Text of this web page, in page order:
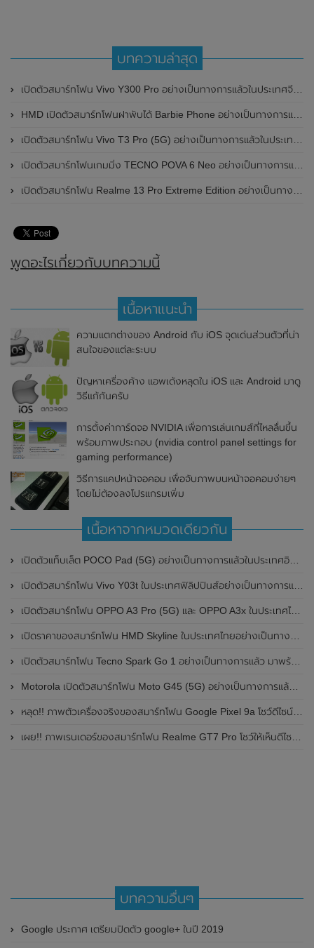
บทความล่าสุด
เปิดตัวสมาร์ทโฟน Vivo Y300 Pro อย่างเป็นทางการแล้วในประเทศจีน มาพร้อมดีไซน์พรีเมี่ยม ทนทาน และแบตเตอรี่สุดอึดขนาดใหญ่ 6,500mAh พร้อมรองรับการชาร์จไว 80W
HMD เปิดตัวสมาร์ทโฟนฝาพับได้ Barbie Phone อย่างเป็นทางการแล้ว มาพร้อมธีมสีชมพูสดใส
เปิดตัวสมาร์ทโฟน Vivo T3 Pro (5G) อย่างเป็นทางการแล้วในประเทศอินเดีย
เปิดตัวสมาร์ทโฟนเกมมิ่ง TECNO POVA 6 Neo อย่างเป็นทางการแล้วในประเทศไทย ในราคา 8,499 บาท
เปิดตัวสมาร์ทโฟน Realme 13 Pro Extreme Edition อย่างเป็นทางการแล้วในประเทศจีน
พูดอะไรเกี่ยวกับบทความนี้
เนื้อหาแนะนำ
ความแตกต่างของ Android กับ iOS จุดเด่นส่วนตัวที่น่า
สนใจของแต่ละระบบ
ปัญหาเครื่องค้าง แอพเด้งหลุดใน iOS และ Android มาดู
วิธีแก้กันครับ
การตั้งค่าการ์ดจอ NVIDIA เพื่อการเล่นเกมส์ที่ไหลลื่นขึ้น
พร้อมภาพประกอบ (nvidia control panel settings for
gaming performance)
วิธีการแคปหน้าจอคอม เพื่อจับภาพบนหน้าจอคอมง่ายๆ
โดยไม่ต้องลงโปรแกรมเพิ่ม
เนื้อหาจากหมวดเดียวกัน
เปิดตัวแท็บเล็ต POCO Pad (5G) อย่างเป็นทางการแล้วในประเทศอินเดีย มาพร้อมชิปเซ็ต Snapdragon 7s Gen 2 ของ Qualcomm และรองรับเครือข่าย 5G
เปิดตัวสมาร์ทโฟน Vivo Y03t ในประเทศฟิลิปปินส์อย่างเป็นทางการแล้ว มาพร้อมชิปเซ็ต Unisoc T612 , กล้องหลัง ความละเอียด 13MP , แบตเตอรี่ 5,000mAh และหน้าจอแสดงผล LCD / 90Hz
เปิดตัวสมาร์ทโฟน OPPO A3 Pro (5G) และ OPPO A3x ในประเทศไทยอย่างเป็นทางการแล้ว ในราคาเริ่มต้นเพียง 3,999 บาท
เปิดราคาของสมาร์ทโฟน HMD Skyline ในประเทศไทยอย่างเป็นทางการแล้ว ราคา 14,990 บาท
เปิดตัวสมาร์ทโฟน Tecno Spark Go 1 อย่างเป็นทางการแล้ว มาพร้อมหน้าจอแสดงผล LCD / 120Hz , แบตเตอรี่ 5,000mAh และใช้ชิปเซ็ต Unisoc
Motorola เปิดตัวสมาร์ทโฟน Moto G45 (5G) อย่างเป็นทางการแล้วในอินเดีย
หลุด!! ภาพตัวเครื่องจริงของสมาร์ทโฟน Google Pixel 9a โชว์ดีไซน์ใหม่ กล้องหลังแบนราบ ไม่มีกรอบของกล้องแล้ว
เผย!! ภาพเรนเดอร์ของสมาร์ทโฟน Realme GT7 Pro โชว์ให้เห็นดีไซน์ใหม่ พร้อมเผยรายละเอียดสเปกที่สำคัญบางส่วน
บทความอื่นๆ
Google ประกาศ เตรียมปิดตัว google+ ในปี 2019